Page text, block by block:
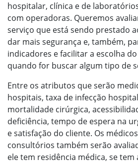
hospitalar, clínica e de
com operadoras. Queremos
serviço que está sendo prestado
dar mais segurança e, também,
indicadores e facilitar a escolha
quando for buscar algum tipo de
Entre os atributos que serão
hospitais, taxa de infecção
mortalidade cirúrgica,
deficiência, tempo de espera na
e satisfação do cliente. Os
consultórios também serão
ele tem residência médica, se tem